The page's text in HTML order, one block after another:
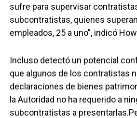
sufre para supervisar
subcontratistas, quienes
empleados, 25 a uno”, indicó
Incluso detectó un potencial
que algunos de los contratistas
declaraciones de bienes
la Autoridad no ha requerido a
subcontratistas a